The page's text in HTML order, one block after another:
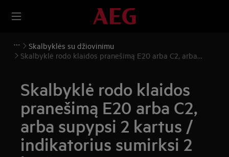
Skalbyklės su džiovinimu
Skalbyklė rodo klaidos pranešimą E20 arba C2, arba
Skalbyklė rodo klaidos
pranešimą E20 arba C2,
arba supypsi 2 kartus /
indikatorius sumirksi 2